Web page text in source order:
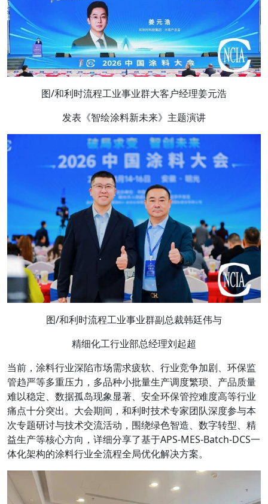
图/和利时流程工业事业群大客户经理姜元浩
发表《智绘涂料新未来》主题演讲
图/和利时流程工业事业群副总裁韩廷伟与
精细化工行业部总经理刘起超
当前，涂料行业深陷市场需求疲软、行业竞争加剧、环保监
管趋严等多重压力，多品种小批量生产调度繁琐、产品质量
难以稳定、数据孤岛现象显著、安全环保管控难度高等行业
痛点十分突出。大会期间，和利时技术专家团队深度参与本
次专题研讨与技术交流活动，围绕绿色智造、数字转型、精
益生产等核心方向，详细分享了基于APS-MES-Batch-DCS一
体化架构的涂料行业全流程全局优化解决方案。